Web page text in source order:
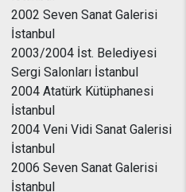
2002 Seven Sanat Galerisi
İstanbul
2003/2004 İst. Belediyesi
Sergi Salonları İstanbul
2004 Atatürk Kütüphanesi
İstanbul
2004 Veni Vidi Sanat Galerisi
İstanbul
2006 Seven Sanat Galerisi
İstanbul